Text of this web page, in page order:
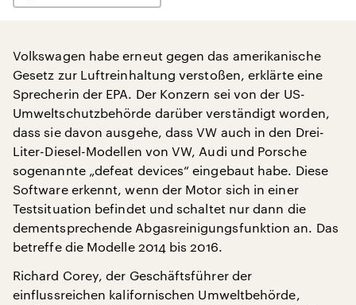
Volkswagen habe erneut gegen das amerikanische
Gesetz zur Luftreinhaltung verstoßen, erklärte eine
Sprecherin der EPA. Der Konzern sei von der US-
Umweltschutzbehörde darüber verständigt worden,
dass sie davon ausgehe, dass VW auch in den Drei-
Liter-Diesel-Modellen von VW, Audi und Porsche
sogenannte „defeat devices“ eingebaut habe. Diese
Software erkennt, wenn der Motor sich in einer
Testsituation befindet und schaltet nur dann die
dementsprechende Abgasreinigungsfunktion an. Das
betreffe die Modelle 2014 bis 2016.
Richard Corey, der Geschäftsführer der
einflussreichen kalifornischen Umweltbehörde,